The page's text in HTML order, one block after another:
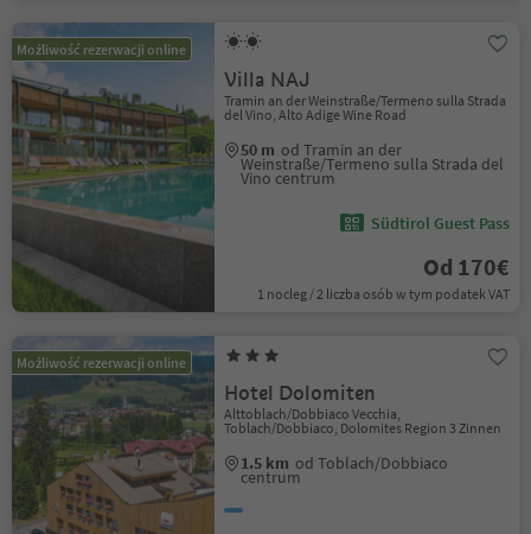
Możliwość rezerwacji online
Villa NAJ
Tramin an der Weinstraße/Termeno sulla Strada
del Vino, Alto Adige Wine Road
50 m od Tramin an der
Weinstraße/Termeno sulla Strada del
Vino centrum
Südtirol Guest Pass
Od 170€
1 nocleg / 2 liczba osób w tym podatek VAT
Możliwość rezerwacji online
Hotel Dolomiten
Alttoblach/Dobbiaco Vecchia,
Toblach/Dobbiaco, Dolomites Region 3 Zinnen
1.5 km od Toblach/Dobbiaco
centrum